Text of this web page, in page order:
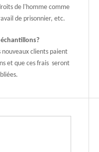
de l'homme comme
de prisonnier, etc.
nouveaux clients paient
et que ces frais seront